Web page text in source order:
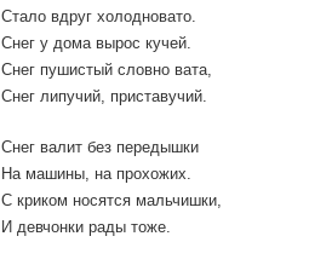
Стало вдруг холодновато.
Снег у дома вырос кучей.
Снег пушистый словно вата,
Снег липучий, приставучий.
Снег валит без передышки
На машины, на прохожих.
С криком носятся мальчишки,
И девчонки рады тоже.